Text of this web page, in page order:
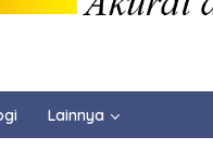
Lainnya